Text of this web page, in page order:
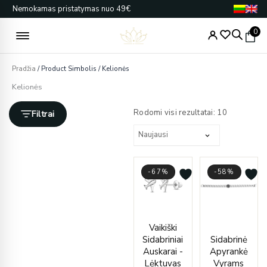
Pereiti
prie
turinio
Nemokamas pristatymas nuo 49€
0
Pradžia / Product Simbolis / Kelionės
Kelionės
Filtrai Rodomi visi rezultatai: 10pagal
-67%
Vaikiški
Sidabriniai
Auskarai -
Lėktuvas
was:
€100.00.
price
is:
€33.00.
-58%
Sidabrinė
Apyrankė
Vyrams
was:
is: